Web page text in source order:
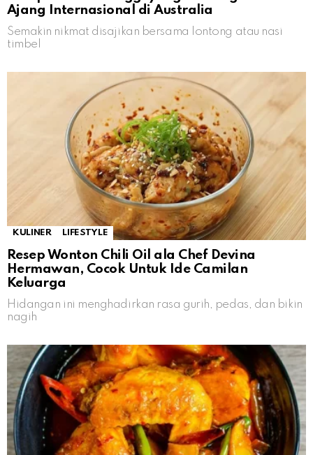
Ajang Internasional di Australia
Semakin nikmat disajikan bersama lontong atau nasi
timbel
KULINER LIFESTYLE
Resep Wonton Chili Oil ala Chef Devina
Hermawan, Cocok Untuk Ide Camilan
Keluarga
Hidangan ini menghadirkan rasa gurih, pedas, dan bikin
nagih